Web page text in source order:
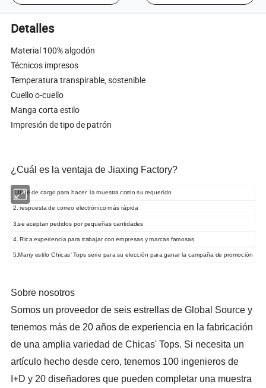
Detalles
Material 100% algodón
Técnicos impresos
Temperatura transpirable, sostenible
Cuello o-cuello
Manga corta estilo
Impresión de tipo de patrón
¿Cuál es la ventaja de Jiaxing Factory?
1.libre de cargo para hacer la muestra como su requerido
2. respuesta de correo electrónico más rápida
3.se aceptan pedidos por pequeñas cantidades
4. Rica experiencia para trabajar con empresas y marcas famosas
5.Many estilo Chicas' Tops serie para su elección para ganar la campaña de promoción
Sobre nosotros
Somos un proveedor de seis estrellas de Global Source y
tenemos más de 20 años de experiencia en la fabricación
de una amplia variedad de Chicas' Tops. Si necesita un
artículo hecho desde cero, tenemos 100 ingenieros de
I+D y 20 diseñadores que pueden completar una muestra